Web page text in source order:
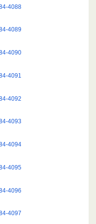
4088
4089
4090
4091
4092
4093
4094
4095
4096
4097